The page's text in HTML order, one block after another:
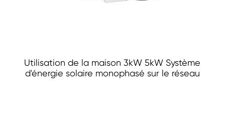
Utilisation de la maison 3kW 5kW Système
d'énergie solaire monophasé sur le réseau